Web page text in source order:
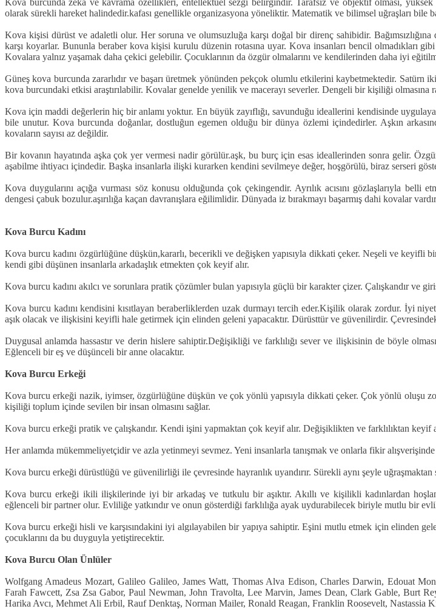
olarak sürekli hareket halindedir.kafası genellikle organizasyona yöneliktir. Matematik ve bilimsel uğraşları bile
Kova kişisi dürüst ve adaletli olur. Her soruna ve olumsuzluğa karşı doğal bir direnç sahibidir.
karşı koyarlar. Bununla beraber kova kişisi kurulu düzenin rotasına uyar. Kova insanları bencil olmadıkları
Kovalara yalnız yaşamak daha çekici gelebilir. Çocuklarının da özgür olmalarını ve kendilerinden daha iyi
Güneş kova burcunda zararlıdır ve başarı üretmek yönünden pekçok olumlu etkilerini kaybetmektedir.
kova burcundaki etkisi araştırılabilir. Kovalar genelde yenilik ve macerayı severler. Dengeli bir kişiliği
Kova için maddi değerlerin hiç bir anlamı yoktur. En büyük zayıflığı, savunduğu ideallerini kendisinde
bile unutur. Kova burcunda doğanlar, dostluğun egemen olduğu bir dünya özlemi içindedirler. Aşkın
kovaların sayısı az değildir.
Bir kovanın hayatında aşka çok yer vermesi nadir görülür.aşk, bu burç için esas ideallerinden sonra gelir.
aşabilme ihtiyacı içindedir. Başka insanlarla ilişki kurarken kendini sevilmeye değer, hoşgörülü, biraz serseri
Kova duygularını açığa vurması söz konusu olduğunda çok çekingendir. Ayrılık acısını gözlaşlarıyla
dengesi çabuk bozulur.aşırılığa kaçan davranışlara eğilimlidir. Dünyada iz bırakmayı başarmış dahi kovalar
Kova Burcu Kadını
Kova burcu kadını özgürlüğüne düşkün,kararlı, becerikli ve değişken yapısıyla dikkati çeker. Neşeli ve
kendi gibi düşünen insanlarla arkadaşlık etmekten çok keyif alır.
Kova burcu kadını akılcı ve sorunlara pratik çözümler bulan yapısıyla güçlü bir karakter çizer. Çalışkandır ve
Kova burcu kadını kendisini kısıtlayan beraberliklerden uzak durmayı tercih eder.Kişilik olarak zordur. İyi
aşık olacak ve ilişkisini keyifli hale getirmek için elinden geleni yapacaktır. Dürüsttür ve güvenilirdir.
Duygusal anlamda hassastır ve derin hislere sahiptir.Değişikliği ve farklılığı sever ve ilişkisinin de böyle
Eğlenceli bir eş ve düşünceli bir anne olacaktır.
Kova Burcu Erkeği
Kova burcu erkeği nazik, iyimser, özgürlüğüne düşkün ve çok yönlü yapısıyla dikkati çeker. Çok yönlü oluşu
kişiliği toplum içinde sevilen bir insan olmasını sağlar.
Kova burcu erkeği pratik ve çalışkandır. Kendi işini yapmaktan çok keyif alır. Değişiklikten ve farklılıktan keyif
Her anlamda mükemmeliyetçidir ve azla yetinmeyi sevmez. Yeni insanlarla tanışmak ve onlarla fikir
Kova burcu erkeği dürüstlüğü ve güvenilirliği ile çevresinde hayranlık uyandırır. Sürekli aynı şeyle uğraşmaktan
Kova burcu erkeği ikili ilişkilerinde iyi bir arkadaş ve tutkulu bir aşıktır. Akıllı ve kişilikli kadınlardan
eğlenceli bir partner olur. Evliliğe yatkındır ve onun gösterdiği farklılığa ayak uydurabilecek biriyle mutlu bir
Kova burcu erkeği hisli ve karşısındakini iyi algılayabilen bir yapıya sahiptir. Eşini mutlu etmek için elinden
çocuklarını da bu duyguyla yetiştirecektir.
Kova Burcu Olan Ünlüler
Wolfgang Amadeus Mozart, Galileo Galileo, James Watt, Thomas Alva Edison, Charles Darwin, Edouat
Farah Fawcett, Zsa Zsa Gabor, Paul Newman, John Travolta, Lee Marvin, James Dean, Clark Gable, Burt
Harika Avcı, Mehmet Ali Erbil, Rauf Denktaş, Norman Mailer, Ronald Reagan, Franklin Roosevelt, Nastassia